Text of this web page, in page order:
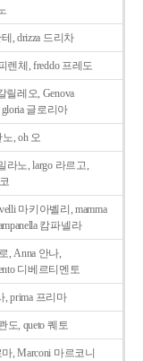
테, drizza 드리차
렌체, freddo 프레도
릴레오, Genova
글로리아
노, oh 오
라노, largo 라르고,
마키아벨리, mamma
캄파넬라
, Anna 안나,
디베르티멘토
, prima 프리마
도, queto 퀘토
마, Marconi 마르코니